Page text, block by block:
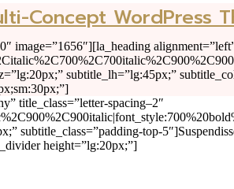
Concept WordPress
subtitle_lh=”lg:45px;”
title_class=”letter-spacing–2″
top-
height=”lg:20px;”]